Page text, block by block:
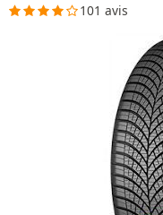
101 avis